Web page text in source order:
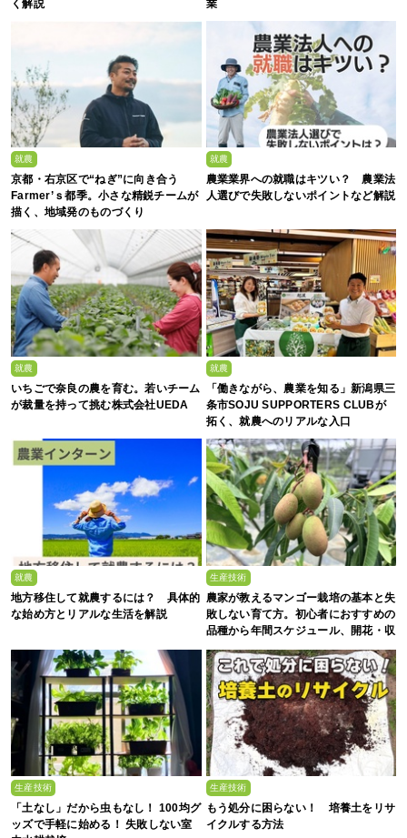
く解説
業
就農
京都・右京区で“ねぎ”に向き合う
Farmer’ｓ都季。小さな精鋭チームが
描く、地域発のものづくり
就農
農業業界への就職はキツい？ 農業法
人選びで失敗しないポイントなど解説
就農
いちごで奈良の農を育む。若いチーム
が裁量を持って挑む株式会社UEDA
就農
「働きながら、農業を知る」新潟県三
条市SOJU SUPPORTERS CLUBが
拓く、就農へのリアルな入口
就農
地方移住して就農するには？ 具体的
な始め方とリアルな生活を解説
生産技術
農家が教えるマンゴー栽培の基本と失
敗しない育て方。初心者におすすめの
品種から年間スケジュール、開花・収
生産技術
「土なし」だから虫もなし！ 100均グ
ッズで手軽に始める！ 失敗しない室
生産技術
もう処分に困らない！ 培養土をリサ
イクルする方法